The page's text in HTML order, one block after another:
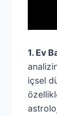
1. Ev
içsel